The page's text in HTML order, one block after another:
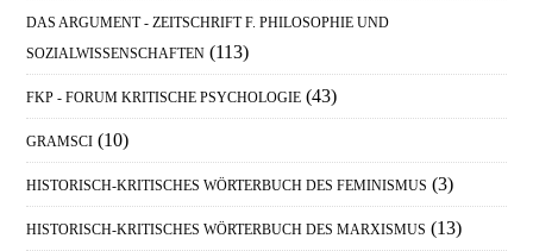
DAS ARGUMENT - ZEITSCHRIFT F. PHILOSOPHIE UND
SOZIALWISSENSCHAFTEN (113)
FKP - FORUM KRITISCHE PSYCHOLOGIE (43)
GRAMSCI (10)
HISTORISCH-KRITISCHES WÖRTERBUCH DES FEMINISMUS (3)
HISTORISCH-KRITISCHES WÖRTERBUCH DES MARXISMUS (13)